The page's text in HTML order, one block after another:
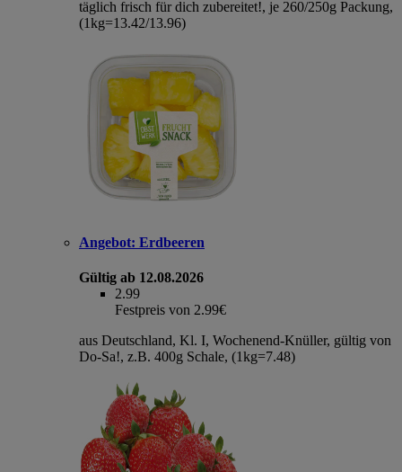
täglich frisch für dich zubereitet!, je 260/250g Packung,
(1kg=13.42/13.96)
Angebot: Erdbeeren
Gültig ab 12.08.2026
2.99
Festpreis von 2.99€
aus Deutschland, Kl. I, Wochenend-Knüller, gültig von
Do-Sa!, z.B. 400g Schale, (1kg=7.48)